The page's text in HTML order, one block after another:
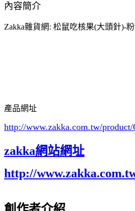
內容簡介
Zakka雜貨網: 松鼠吃核果(大頭針)-
產品網址
http://www.zakka.com.tw/product/
zakka網站網址
http://